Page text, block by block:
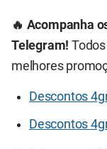
🔥 Acompanha
Telegram!
melhores
Descontos
Descontos